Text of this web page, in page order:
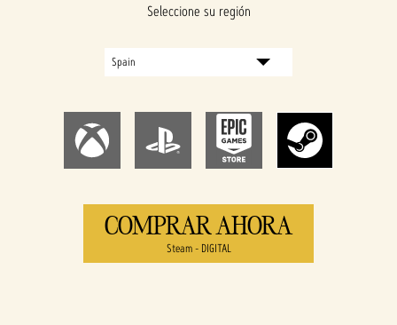
Seleccione su región
COMPRAR AHORA
Steam - DIGITAL